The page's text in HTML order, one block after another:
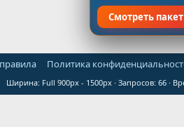
Политика
Ширина Запросов 66
Смотреть